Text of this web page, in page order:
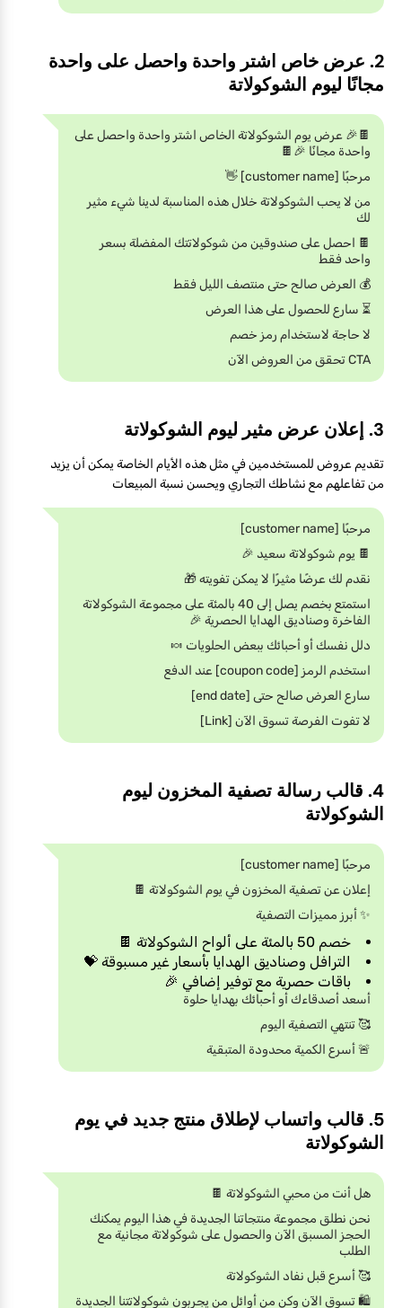
2. عرض خاص اشتر واحدة واحصل على واحدة
مجانًا ليوم الشوكولاتة
🍫🎉 عرض يوم الشوكولاتة الخاص اشتر واحدة واحصل على
واحدة مجانًا 🎉🍫
مرحبًا [customer name] 👋
من لا يحب الشوكولاتة خلال هذه المناسبة لدينا شيء مثير
لك
🍫 احصل على صندوقين من شوكولاتتك المفضلة بسعر
واحد فقط
💰 العرض صالح حتى منتصف الليل فقط
⏳ سارع للحصول على هذا العرض
لا حاجة لاستخدام رمز خصم
CTA تحقق من العروض الآن
3. إعلان عرض مثير ليوم الشوكولاتة
تقديم عروض للمستخدمين في مثل هذه الأيام الخاصة يمكن أن يزيد
من تفاعلهم مع نشاطك التجاري ويحسن نسبة المبيعات
مرحبًا [customer name]
🍫 يوم شوكولاتة سعيد 🎉
نقدم لك عرضًا مثيرًا لا يمكن تفويته 🎁
استمتع بخصم يصل إلى 40 بالمئة على مجموعة الشوكولاتة
الفاخرة وصناديق الهدايا الحصرية 🎉
دلل نفسك أو أحبائك ببعض الحلويات 🍬
استخدم الرمز [coupon code] عند الدفع
سارع العرض صالح حتى [end date]
لا تفوت الفرصة تسوق الآن [Link]
4. قالب رسالة تصفية المخزون ليوم
الشوكولاتة
مرحبًا [customer name]
إعلان عن تصفية المخزون في يوم الشوكولاتة 🍫
✨ أبرز مميزات التصفية
خصم 50 بالمئة على ألواح الشوكولاتة 🍫
الترافل وصناديق الهدايا بأسعار غير مسبوقة 💝
باقات حصرية مع توفير إضافي 🎉
أسعد أصدقاءك أو أحبائك بهدايا حلوة
🥰 تنتهي التصفية اليوم
🚨 أسرع الكمية محدودة المتبقية
5. قالب واتساب لإطلاق منتج جديد في يوم
الشوكولاتة
هل أنت من محبي الشوكولاتة 🍫
نحن نطلق مجموعة منتجاتنا الجديدة في هذا اليوم يمكنك
الحجز المسبق الآن والحصول على شوكولاتة مجانية مع
الطلب
🥰 أسرع قبل نفاد الشوكولاتة
🛍️ تسوق الآن وكن من أوائل من يجربون شوكولاتتنا الجديدة